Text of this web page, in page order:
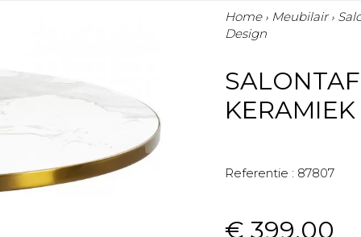
Home Meubilair
Design
Referentie : 87807
€ 399,00